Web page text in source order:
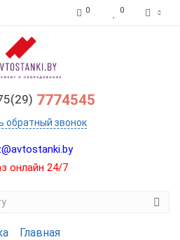
0 0
7774545
обратный звонок
онлайн 24/7
Главная